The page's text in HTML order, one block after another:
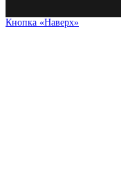
Кнопка «Наверх»